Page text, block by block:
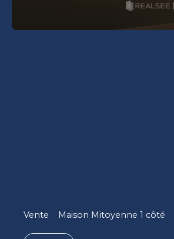
Vente Maison Mitoyenne 1 côté